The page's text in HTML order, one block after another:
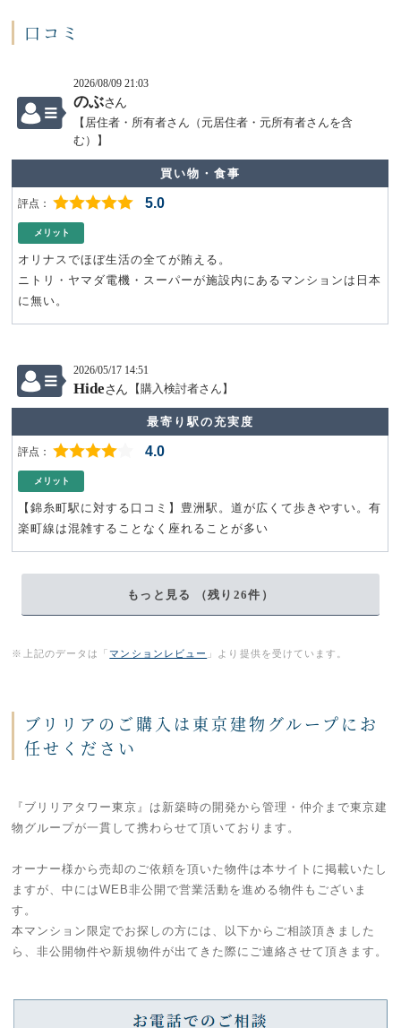
口コミ
2026/08/09 21:03
のぶさん
【居住者・所有者さん（元居住者・元所有者さんを含
む）】
買い物・食事
5.0
メリット
オリナスでほぼ生活の全てが賄える。
ニトリ・ヤマダ電機・スーパーが施設内にあるマンションは日本
に無い。
2026/05/17 14:51
Hideさん 【購入検討者さん】
最寄り駅の充実度
4.0
メリット
【錦糸町駅に対する口コミ】豊洲駅。道が広くて歩きやすい。有
楽町線は混雑することなく座れることが多い
もっと見る （残り 26件）
※上記のデータは「マンションレビュー 」より提供を受けています。
ブリリアのご購入は東京建物グループにお
任せください
『ブリリアタワー東京』は新築時の開発から管理・仲介まで東京建
物グループが一貫して携わらせて頂いております。
オーナー様から売却のご依頼を頂いた物件は本サイトに掲載いたし
ますが、中にはWEB非公開で営業活動を進める物件もございま
す。
本マンション限定でお探しの方には、以下からご相談頂きました
ら、非公開物件や新規物件が出てきた際にご連絡させて頂きます。